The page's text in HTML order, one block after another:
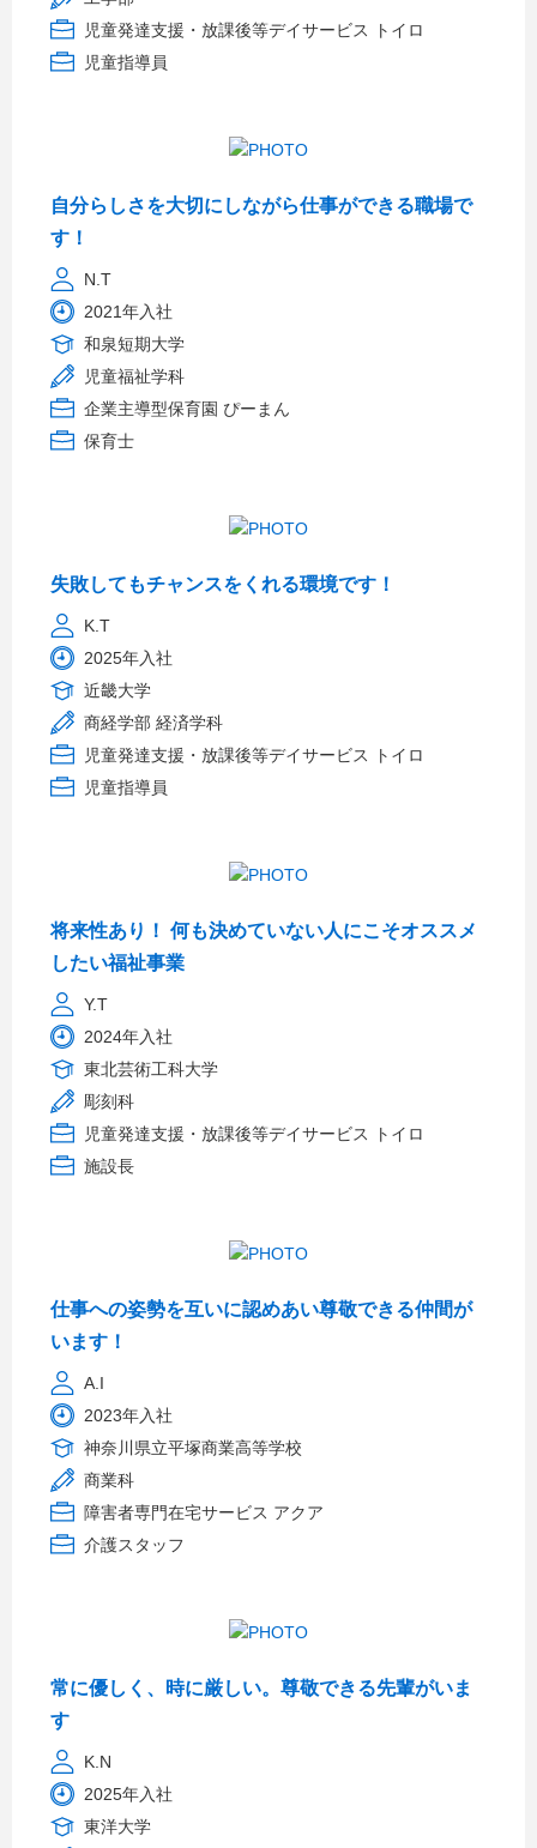
児童発達支援・放課後等デイサービス トイロ
児童指導員
自分らしさを大切にしながら仕事ができる職場で
す！
N.T
2021年入社
和泉短期大学
児童福祉学科
企業主導型保育園 ぴーまん
保育士
失敗してもチャンスをくれる環境です！
K.T
2025年入社
近畿大学
商経学部 経済学科
児童発達支援・放課後等デイサービス トイロ
児童指導員
将来性あり！ 何も決めていない人にこそオススメ
したい福祉事業
Y.T
2024年入社
東北芸術工科大学
彫刻科
児童発達支援・放課後等デイサービス トイロ
施設長
仕事への姿勢を互いに認めあい尊敬できる仲間が
います！
A.I
2023年入社
神奈川県立平塚商業高等学校
商業科
障害者専門在宅サービス アクア
介護スタッフ
常に優しく、時に厳しい。尊敬できる先輩がいま
す
K.N
2025年入社
東洋大学